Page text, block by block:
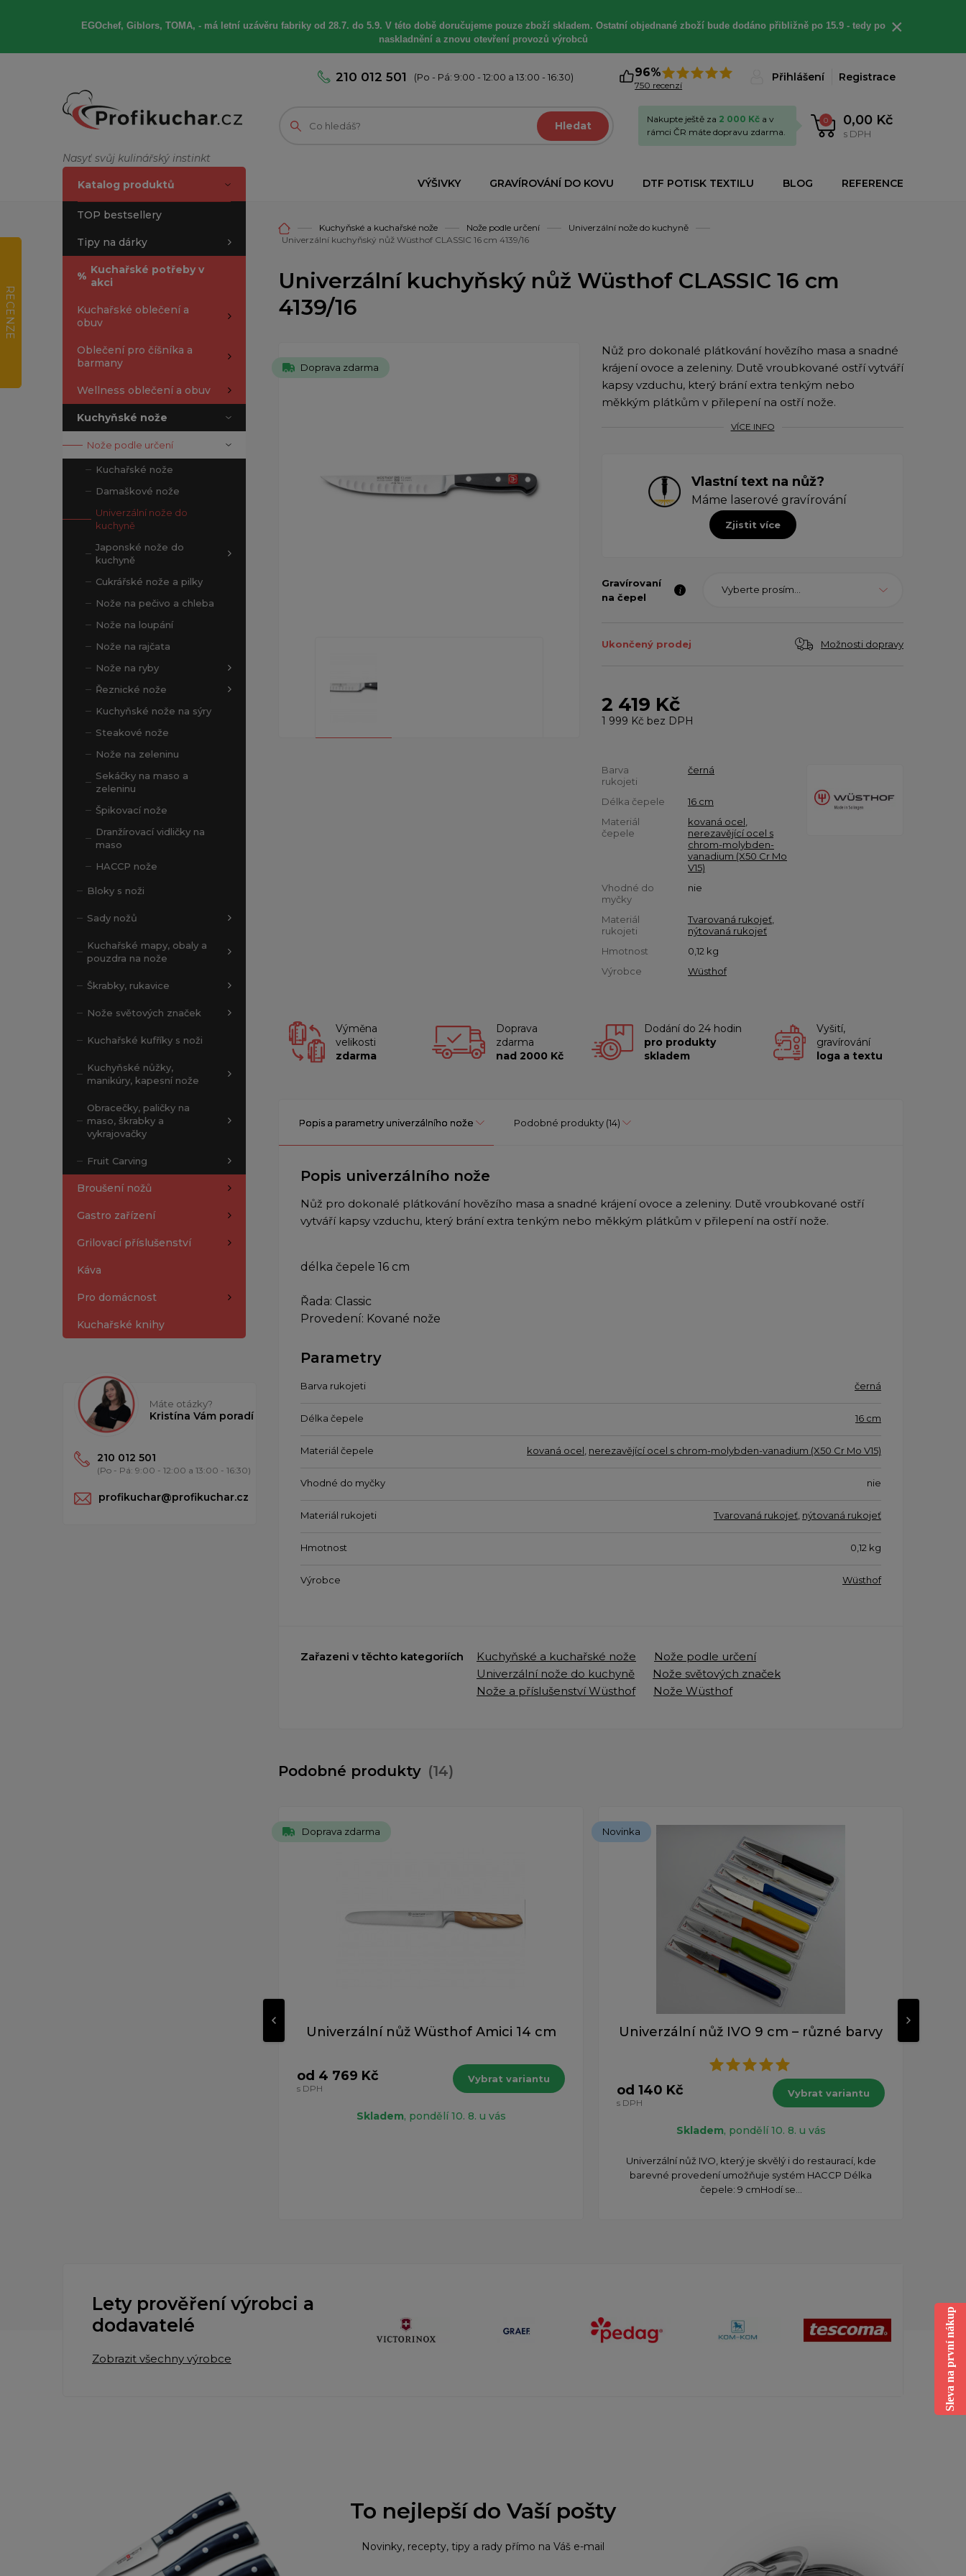
EGOchef, Giblors, TOMA, -má letní uzávěru fabriky od 28.7. do 5.9. V této době doručujeme pouze zboží skladem. Ostatní objednané zboží bude dodáno přibližně po 15.9 - tedy po
naskladnění a znovu otevření provozů výrobců
×
Nasyť svůj kulinářský instinkt
210 012 501 (Po - Pá: 9:00 - 12:00 a 13:00 - 16:30) 96%
750 recenzí
Přihlášení Registrace
Hledat 0 0,00 Kč
s DPH
Nakupte ještě za 2 000 Kč a v
rámci ČR máte dopravu zdarma.
VÝŠIVKY GRAVÍROVÁNÍ DO KOVU DTF POTISK TEXTILU BLOG REFERENCE
Katalog produktů
TOP bestsellery
Tipy na dárky
% Kuchařské potřeby v
akci
Kuchařské oblečení a
obuv
Oblečení pro číšníka a
barmany
Wellness oblečení a obuv
Kuchyňské nože
Nože podle určení
Kuchařské nože
Damaškové nože
Univerzální nože do
kuchyně
Japonské nože do
kuchyně
Cukrářské nože a pilky
Nože na pečivo a chleba
Nože na loupání
Nože na rajčata
Nože na ryby
Řeznické nože
Kuchyňské nože na sýry
Steakové nože
Nože na zeleninu
Sekáčky na maso a
zeleninu
Špikovací nože
Dranžírovací vidličky na
maso
HACCP nože
Bloky s noži
Sady nožů
Kuchařské mapy, obaly a
pouzdra na nože
Škrabky, rukavice
Nože světových značek
Kuchařské kufříky s noži
Kuchyňské nůžky,
manikúry, kapesní nože
Obracečky, paličky na
maso, škrabky a
vykrajovačky
Fruit Carving
Broušení nožů
Gastro zařízení
Grilovací příslušenství
Káva
Pro domácnost
Kuchařské knihy
Máte otázky?
Kristína Vám poradí
210 012 501
(Po - Pá: 9:00 - 12:00 a 13:00 - 16:30)
profikuchar@profikuchar.cz
Kuchyňské a kuchařské nože Nože podle určení
Univerzální nože do kuchyně
Univerzální kuchyňský nůž Wüsthof CLASSIC 16 cm 4139/16
Univerzální kuchyňský nůž Wüsthof CLASSIC 16 cm
4139/16
Doprava zdarma
Nůž pro dokonalé plátkování hovězího masa a snadné
krájení ovoce a zeleniny. Dutě vroubkované ostří vytváří
kapsy vzduchu, který brání extra tenkým nebo
měkkým plátkům v přilepení na ostří nože.
VÍCE INFO
Vlastní text na nůž?
Máme laserové gravírování
Zjistit více
Gravírovaní
na čepel
Vyberte prosím...
Ukončený prodej Možnosti dopravy
2 419 Kč
1 999 Kč bez DPH
Barva
rukojeti
černá
Délka čepele
16 cm
Materiál
čepele
kovaná ocel
nerezavějící ocel s
chrom-molybden-
vanadium (X50 Cr Mo
V15)
Vhodné do
myčky
nie
Materiál
rukojeti
Tvarovaná rukojeť
nýtovaná rukojeť
Hmotnost
0,12 kg
Výrobce
Wüsthof
Výměna
velikosti
zdarma
Doprava
zdarma
nad 2000 Kč
Dodání do 24 hodin
pro produkty
skladem
Vyšití,
gravírování
loga a textu
Popis a parametry univerzálního nože Podobné produkty (14)
Popis univerzálního nože
Nůž pro dokonalé plátkování hovězího masa a snadné krájení ovoce a zeleniny. Dutě vroubkované ostří
vytváří kapsy vzduchu, který brání extra tenkým nebo měkkým plátkům v přilepení na ostří nože.
délka čepele 16 cm
Řada: Classic
Provedení: Kované nože
Parametry
Barva rukojeti černá
Délka čepele 16 cm
Materiál čepele kovaná ocel, nerezavějící ocel s chrom-molybden-vanadium (X50 Cr Mo V15)
Vhodné do myčky nie
Materiál rukojeti Tvarovaná rukojeť, nýtovaná rukojeť
Hmotnost 0,12 kg
Výrobce Wüsthof
Zařazeni v těchto kategoriích Kuchyňské a kuchařské nože
Nože podle určení
Univerzální nože do kuchyně
Nože světových značek
Nože a příslušenství Wüsthof
Nože Wüsthof
Podobné produkty (14)
Doprava zdarma
Univerzální nůž Wüsthof Amici 14 cm
od 4 769 Kč
s DPH
Vybrat variantu
Skladem, pondělí 10. 8. u vás
Novinka
Univerzální nůž IVO 9 cm – různé barvy
od 140 Kč
s DPH
Vybrat variantu
Skladem, pondělí 10. 8. u vás
Univerzální nůž IVO, který je skvělý i do restaurací, kde
barevné provedení umožňuje systém HACCP Délka
čepele: 9 cm​ Hodí se...
Lety prověření výrobci a
dodavatelé
Zobrazit všechny výrobce
To nejlepší do Vaší pošty
Novinky, recepty, tipy a rady přímo na Váš e-mail
RECENZE
Sleva na první nákup